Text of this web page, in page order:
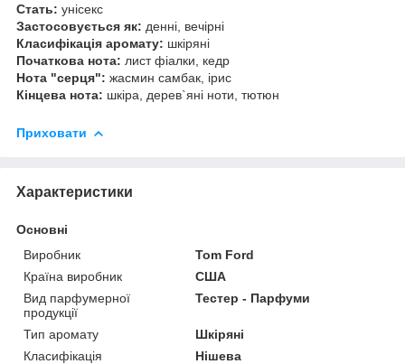
Стать: унісекс
Застосовується як: денні, вечірні
Класифікація аромату: шкіряні
Початкова нота: лист фіалки, кедр
Нота "серця": жасмин самбак, ірис
Кінцева нота: шкіра, дерев`яні ноти, тютюн
Приховати
Характеристики
Основні
Виробник
Tom Ford
Країна виробник
США
Вид парфумерної
продукції
Тестер - Парфуми
Тип аромату
Шкіряні
Класифікація
Нішева